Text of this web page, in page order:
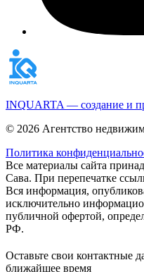
INQUARTA — создание и
© 2026 Агентство
Политика
Все материалы сайта
Сава. При перепечатке
Вся информация,
исключительно
публичной офертой,
РФ.
Оставьте свои контактные
ближайшее время